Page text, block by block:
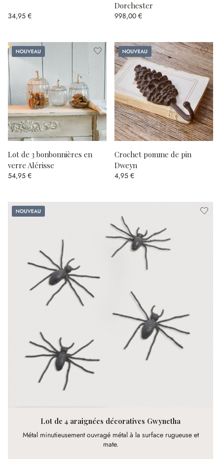
34,95 €
Dorchester
998,00 €
Nouveau
Lot de 3 bonbonnières en
verre Alérisse
54,95 €
Nouveau
Lot de 4 araignées décoratives Gwynetha
Métal minutieusement ouvragé métal à la surface rugueuse et
mate.
Nouveau
Crochet pomme de pin
Dweyn
4,95 €